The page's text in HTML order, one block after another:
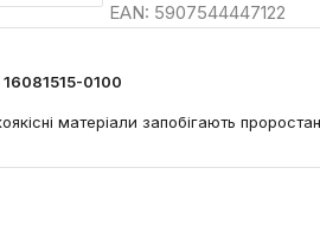
EAN: 5907544447122
0100
матеріали запобігають